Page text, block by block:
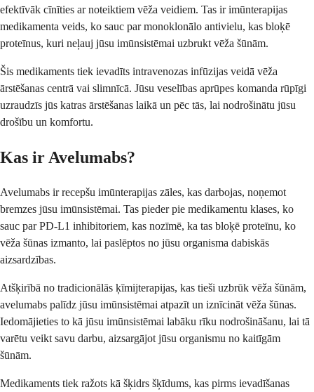
efektīvāk cīnīties ar noteiktiem vēža veidiem. Tas ir imūnterapijas
medikamenta veids, ko sauc par monoklonālo antivielu, kas bloķē
proteīnus, kuri neļauj jūsu imūnsistēmai uzbrukt vēža šūnām.
Šis medikaments tiek ievadīts intravenozas infūzijas veidā vēža
ārstēšanas centrā vai slimnīcā. Jūsu veselības aprūpes komanda rūpīgi
uzraudzīs jūs katras ārstēšanas laikā un pēc tās, lai nodrošinātu jūsu
drošību un komfortu.
Kas ir Avelumabs?
Avelumabs ir recepšu imūnterapijas zāles, kas darbojas, noņemot
bremzes jūsu imūnsistēmai. Tas pieder pie medikamentu klases, ko
sauc par PD-L1 inhibitoriem, kas nozīmē, ka tas bloķē proteīnu, ko
vēža šūnas izmanto, lai paslēptos no jūsu organisma dabiskās
aizsardzības.
Atšķirībā no tradicionālās ķīmijterapijas, kas tieši uzbrūk vēža šūnām,
avelumabs palīdz jūsu imūnsistēmai atpazīt un iznīcināt vēža šūnas.
Iedomājieties to kā jūsu imūnsistēmai labāku rīku nodrošināšanu, lai tā
varētu veikt savu darbu, aizsargājot jūsu organismu no kaitīgām
šūnām.
Medikaments tiek ražots kā šķidrs šķīdums, kas pirms ievadīšanas